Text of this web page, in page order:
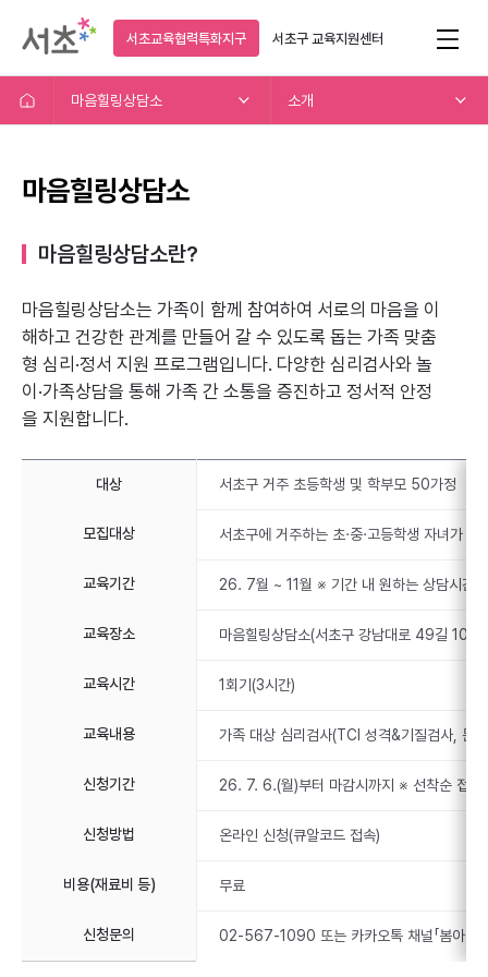
서초교육협력특화지구 서초구교육지원센터
마음힐링상담소 소개
마음힐링상담소
마음힐링상담소란?
마음힐링상담소는 가족이 함께 참여하여 서로의 마음을 이
해하고 건강한 관계를 만들어 갈 수 있도록 돕는 가족 맞춤
형 심리·정서 지원 프로그램입니다. 다양한 심리검사와 놀
이·가족상담을 통해 가족 간 소통을 증진하고 정서적 안정
을 지원합니다.
대상 서초구 거주 초등학생 및 학부모 50가정
모집대상 서초구에 거주하는 초·중·고등학생 자녀가
교육기간 26. 7월 ~ 11월 ※ 기간 내 원하는 상담시간
교육장소 마음힐링상담소(서초구 강남대로 49길 10)
교육시간 1회기(3시간)
교육내용 가족 대상 심리검사(TCI 성격&기질검사, 문
신청기간 26. 7. 6.(월)부터 마감시까지 ※ 선착순 접수
신청방법 온라인 신청(큐알코드 접속)
비용(재료비 등) 무료
신청문의 02-567-1090 또는 카카오톡 채널「봄아동청